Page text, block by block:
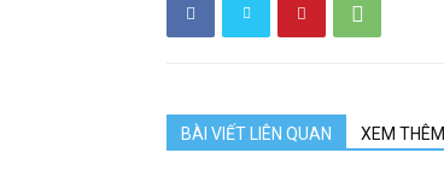
BÀI VIẾT LIÊN QUAN XEM THÊM